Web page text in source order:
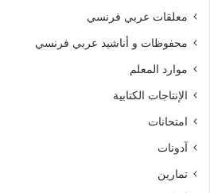
معلقات عربي فرنسي
محفوظات و أناشيد عربي فرنسي
موارد المعلم
الإنتاجات الكتابية
امتحانات
آدونات
تمارين